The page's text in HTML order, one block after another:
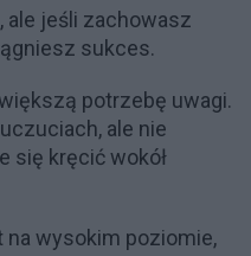
ale jeśli zachowasz
sukces.
potrzebę uwagi.
ale nie
się kręcić wokół
na wysokim poziomie,